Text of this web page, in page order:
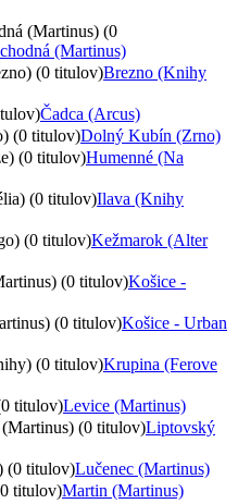
(Martinus) (0
(Martinus)
(0 titulov)Brezno (Knihy
Čadca (Arcus)
(0 titulov)Dolný Kubín (Zrno)
(0 titulov)Humenné (Na
(0 titulov)Ilava (Knihy
(0 titulov)Kežmarok (Alter
(0 titulov)Košice -
(0 titulov)Košice - Urban
(0 titulov)Krupina (Ferove
titulov)Levice (Martinus)
(0 titulov)Liptovský
(0 titulov)Lučenec (Martinus)
titulov)Martin (Martinus)